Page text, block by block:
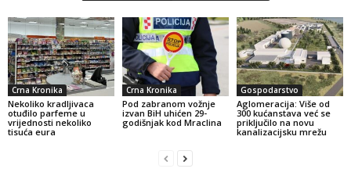
Crna Kronika
Nekoliko kradljivaca
otuđilo parfeme u
vrijednosti nekoliko
tisuća eura
Crna Kronika
Pod zabranom vožnje
izvan BiH uhićen 29-
godišnjak kod Mraclina
Gospodarstvo
Aglomeracija: Više od
300 kućanstava već se
priključilo na novu
kanalizacijsku mrežu